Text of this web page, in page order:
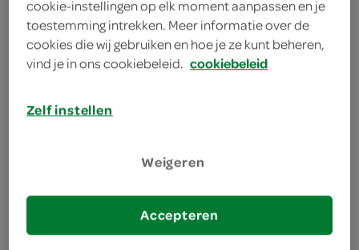
ijskoud het lekkerst
lekker verfrissend
Aloë Vera Drank Naturel
cookie-instellingen op elk moment aanpassen en je
toestemming intrekken. Meer informatie over de
cookies die wij gebruiken en hoe je ze kunt beheren,
vind je in ons cookiebeleid. cookiebeleid
Zelf instellen
Weigeren
Accepteren